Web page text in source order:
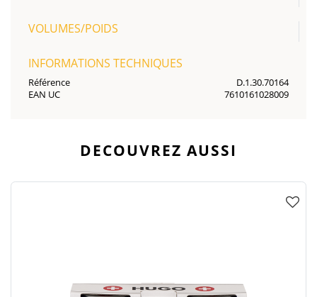
VOLUMES/POIDS
INFORMATIONS TECHNIQUES
Référence
D.1.30.70164
EAN UC
7610161028009
DECOUVREZ AUSSI